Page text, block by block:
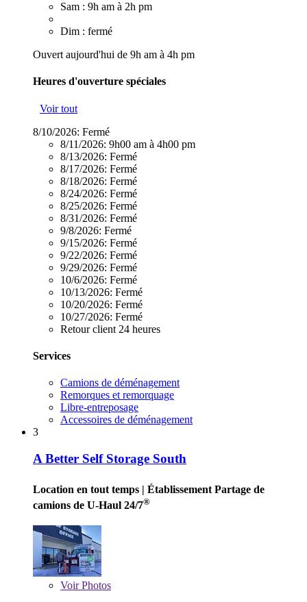
Sam : 9h am à 2h pm
Dim : fermé
Ouvert aujourd'hui de 9h am à 4h pm
Heures d'ouverture spéciales
Voir tout
8/10/2026: Fermé
8/11/2026: 9h00 am à 4h00 pm
8/13/2026: Fermé
8/17/2026: Fermé
8/18/2026: Fermé
8/24/2026: Fermé
8/25/2026: Fermé
8/31/2026: Fermé
9/8/2026: Fermé
9/15/2026: Fermé
9/22/2026: Fermé
9/29/2026: Fermé
10/6/2026: Fermé
10/13/2026: Fermé
10/20/2026: Fermé
10/27/2026: Fermé
Retour client 24 heures
Services
Camions de déménagement
Remorques et remorquage
Libre-entreposage
Accessoires de déménagement
3
A Better Self Storage South
Location en tout temps | Établissement Partage de
camions de U-Haul 24/7®
VoirPhotos